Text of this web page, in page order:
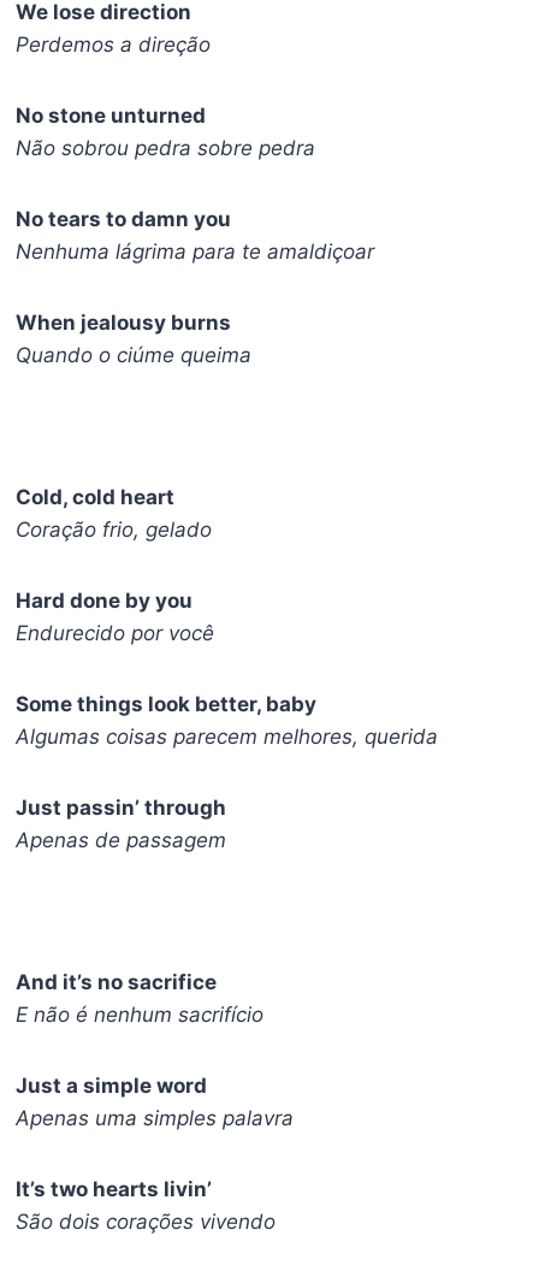
We lose direction
Perdemos a direção
No stone unturned
Não sobrou pedra sobre pedra
No tears to damn you
Nenhuma lágrima para te amaldiçoar
When jealousy burns
Quando o ciúme queima
Cold, cold heart
Coração frio, gelado
Hard done by you
Endurecido por você
Some things look better, baby
Algumas coisas parecem melhores, querida
Just passin’ through
Apenas de passagem
And it’s no sacrifice
E não é nenhum sacrifício
Just a simple word
Apenas uma simples palavra
It’s two hearts livin’
São dois corações vivendo